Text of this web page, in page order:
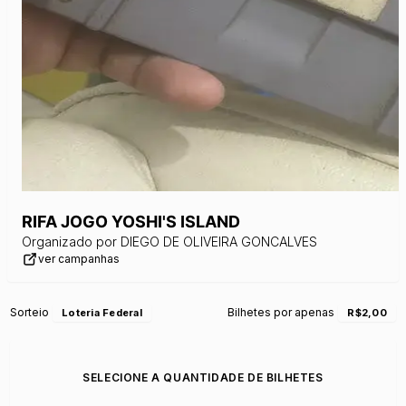
RIFA JOGO YOSHI'S ISLAND
Organizado por DIEGO DE OLIVEIRA GONCALVES
ver campanhas
Sorteio Loteria Federal Bilhetes por apenas R$2,00
SELECIONE A QUANTIDADE DE BILHETES